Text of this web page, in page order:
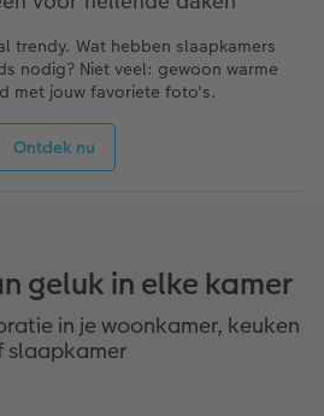
trendy. Wat hebben slaapkamers
nodig? Niet veel: gewoon warme
met jouw favoriete foto's.
Ontdek nu
geluk in elke kamer
in je woonkamer, keuken
slaapkamer